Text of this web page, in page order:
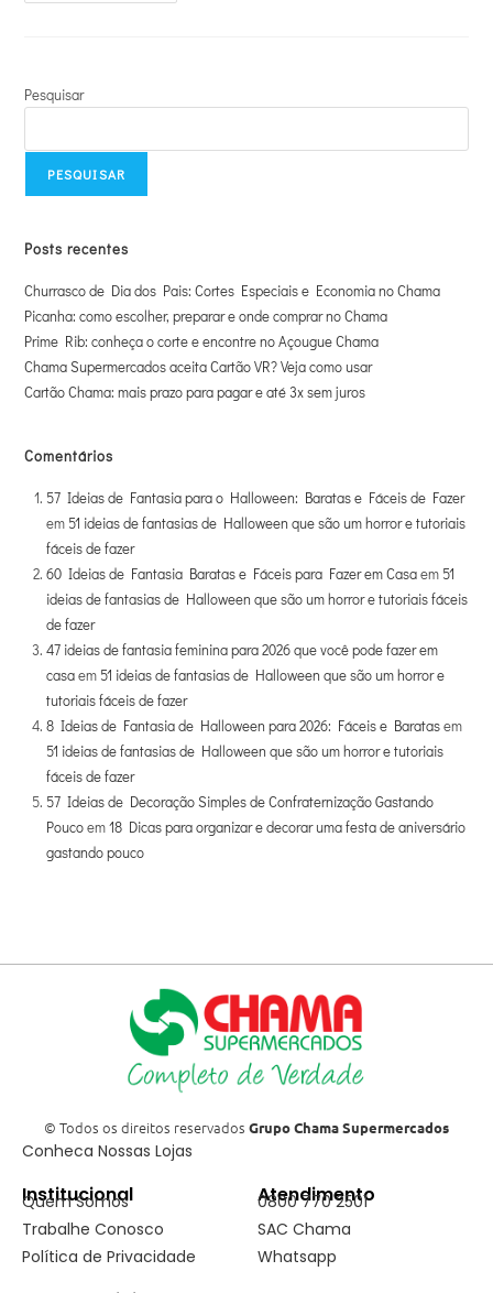
Pesquisar
PESQUISAR
Posts recentes
Churrasco de Dia dos Pais: Cortes Especiais e Economia no Chama
Picanha: como escolher, preparar e onde comprar no Chama
Prime Rib: conheça o corte e encontre no Açougue Chama
Chama Supermercados aceita Cartão VR? Veja como usar
Cartão Chama: mais prazo para pagar e até 3x sem juros
Comentários
57 Ideias de Fantasia para o Halloween: Baratas e Fáceis de Fazer
em 51 ideias de fantasias de Halloween que são um horror e tutoriais
fáceis de fazer
60 Ideias de Fantasia Baratas e Fáceis para Fazer em Casaem 51
ideias de fantasias de Halloween que são um horror e tutoriais fáceis
de fazer
47 ideias de fantasia feminina para 2026 que você pode fazer em
casaem 51 ideias de fantasias de Halloween que são um horror e
tutoriais fáceis de fazer
8 Ideias de Fantasia de Halloween para 2026: Fáceis e Baratasem
51 ideias de fantasias de Halloween que são um horror e tutoriais
fáceis de fazer
57 Ideias de Decoração Simples de Confraternização Gastando
Poucoem18 Dicas para organizar e decorar uma festa de aniversário
gastando pouco
© Todos os direitos reservados Grupo Chama Supermercados
Conheca Nossas Lojas
Institucional
Quem Somos
Trabalhe Conosco
Política de Privacidade
Atendimento
0800 770 2501
SAC Chama
Whatsapp